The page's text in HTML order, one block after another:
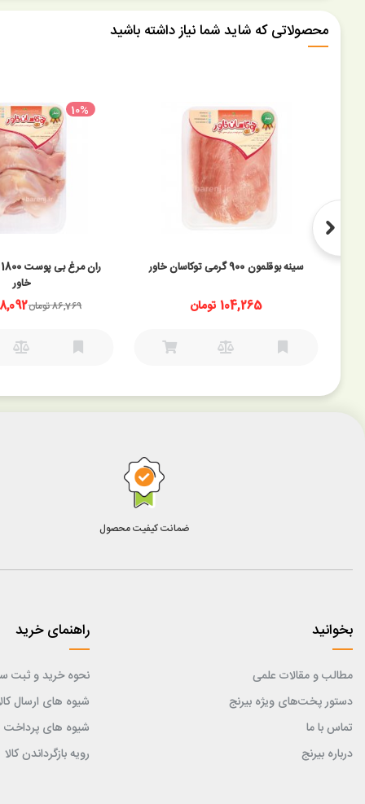
محصولاتی که شاید شما نیاز داشته باشید
سینه بوقلمون 900 گرمی توکاسان خاور
104,265 تومان
10%
خاور
86,769 تومان 78,092
ضمانت کیفیت محصول
بخوانید
مطالب و مقالات علمی
دستور پخت‌های ویژه بیرنج
تماس با ما
درباره بیرنج
راهنمای خرید
نحوه خرید و ثبت
شیوه های ارسال
شیوه های پرداخت
رویه بازگرداندن کالا